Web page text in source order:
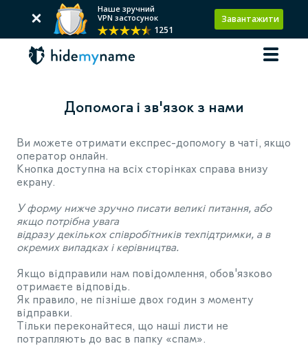
Наше зручний
VPN застосунок
1251
Завантажити
Допомога і зв'язок з нами
Ви можете отримати експрес-допомогу в чаті, якщо
оператор онлайн.
Кнопка доступна на всіх сторінках справа внизу
екрану.
У форму нижче зручно писати великі питання, або
якщо потрібна увага
відразу декількох співробітників техпідтримки, а в
окремих випадках і керівництва.
Якщо відправили нам повідомлення, обов'язково
отримаєте відповідь.
Як правило, не пізніше двох годин з моменту
відправки.
Тільки переконайтеся, що наші листи не
потрапляють до вас в папку «спам».